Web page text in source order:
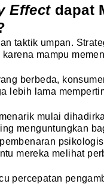
Effectdapat
taktik umpan.
karena mampu
berbeda,
lebih lama
mulai
menguntungkan
mereka melihat
percepatan